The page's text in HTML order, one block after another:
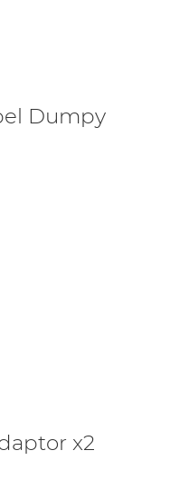
Dumpy
x2